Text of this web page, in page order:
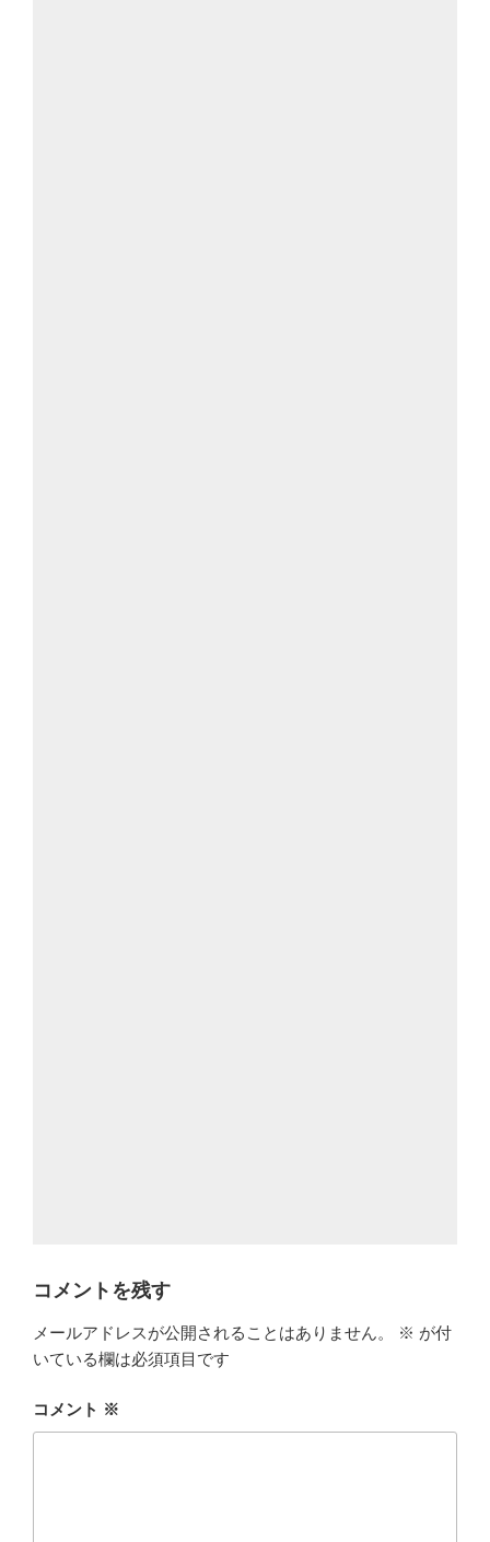
コメントを残す
メールアドレスが公開されることはありません。 ※ が付
いている欄は必須項目です
コメント ※